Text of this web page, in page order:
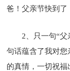
爸！父亲节快到了
2、只一句“
句话蕴含了我对
的真情，一切祝福